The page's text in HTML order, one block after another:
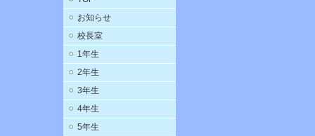
お知らせ
校長室
1年生
2年生
3年生
4年生
5年生